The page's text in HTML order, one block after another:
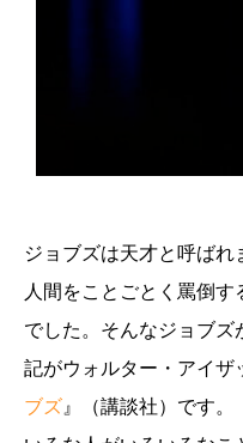
ジョブズは天才と呼ば
人間をことごとく罵倒
でした。そんなジョブ
記がウォルター・アイザ
ブズ 』（講談社）です